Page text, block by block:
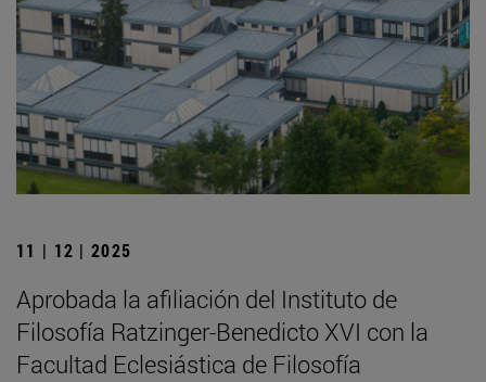
11 | 12 | 2025
Aprobada la afiliación del Instituto de
Filosofía Ratzinger-Benedicto XVI con la
Facultad Eclesiástica de Filosofía